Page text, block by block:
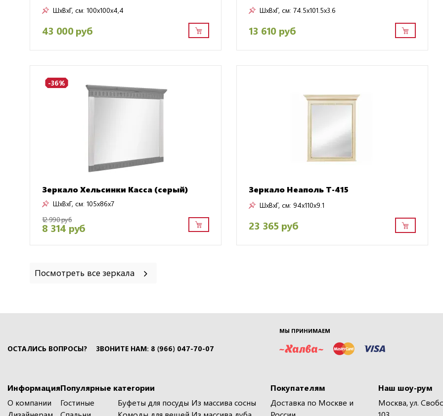
ШxВxГ, см: 100x100x4,4
43 000 руб
ШxВxГ, см: 74.5x101.5x3.6
13 610 руб
-36%
Зеркало Хельсинки Касса (серый)
ШxВxГ, см: 105x86x7
12 990 руб
8 314 руб
Зеркало Неаполь T-415
ШxВxГ, см: 94x110x9.1
23 365 руб
Посмотреть все зеркала
ОСТАЛИСЬ ВОПРОСЫ? ЗВОНИТЕ НАМ: 8 (966) 047-70-07
МЫ ПРИНИМАЕМ
Информация
О компании
Популярные категории
Гостиные
Буфеты для посуды Из массива сосны
Покупателям
Доставка по Москве и
Наш шоу-рум
Москва, ул.